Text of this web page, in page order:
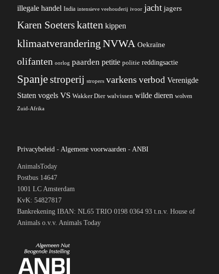
illegale handel India intensieve veehouderij ivoor jacht jagers
Karen Soeterskatten kippen
klimaatverandering NVWA Oekraïne
olifanten oorlog paarden petitie politie reddingsactie
Spanjestroperij stropers varkens verbod Verenigde
Staten vogels VS Wakker Dier walvissen wilde dieren wolven
Zuid-Afrika
Privacybeleid - Algemene voorwaarden - ANBI
AnimalsToday
Postbus 14647
1001 LC Amsterdam
KvK: 54827817
Bankrekening IBAN: NL65 TRIO 0198 0364 93 t.n.v. House of
Animals o.v.v. Animals Today